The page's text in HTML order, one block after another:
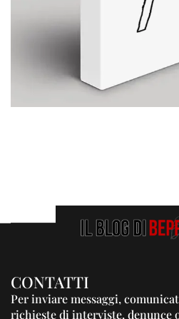
CONTATTI
Per inviare messaggi,
richieste di interviste, denunce